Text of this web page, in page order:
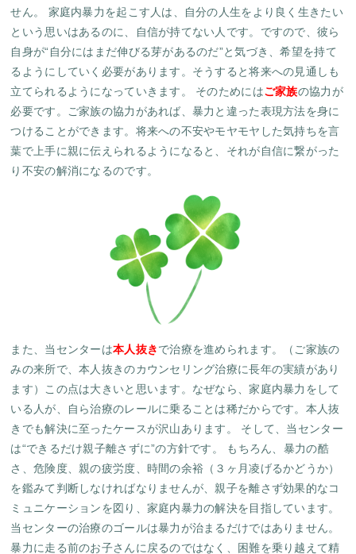
せん。 家庭内暴力を起こす人は、自分の人生をより良く生きたい
という思いはあるのに、自信が持てない人です。ですので、彼ら
自身が“自分にはまだ伸びる芽があるのだ”と気づき、希望を持て
るようにしていく必要があります。そうすると将来への見通しも
立てられるようになっていきます。 そのためにはご家族の協力が
必要です。
ご家族の協力があれば、暴力と違った表現方法を身に
つけることができます。将来への不安やモヤモヤした気持ちを言
葉で上手に親に伝えられるようになると、それが自信に繋がった
り不安の解消になるのです。
また、当センターは本人抜きで治療を進められます。
（ご家族の
みの来所で、本人抜きのカウンセリング治療に長年の実績があり
ます）この点は大きいと思います。なぜなら、家庭内暴力をして
いる人が、自ら治療のレールに乗ることは稀だからです。本人抜
きでも解決に至ったケースが沢山あります。 そして、当センター
は“できるだけ親子離さずに”の方針です。 もちろん、暴力の酷
さ、危険度、親の疲労度、時間の余裕（３ヶ月凌げるかどうか）
を鑑みて判断しなければなりませんが、親子を離さず効果的なコ
ミュニケーションを図り、家庭内暴力の解決を目指しています。
当センターの治療のゴールは暴力が治まるだけではありません。
暴力に走る前のお子さんに戻るのではなく、困難を乗り越えて精